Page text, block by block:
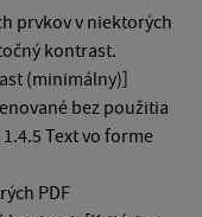
prvkov v niektorých
kontrast.
(minimálny)]
bez použitia
Text vo forme
PDF